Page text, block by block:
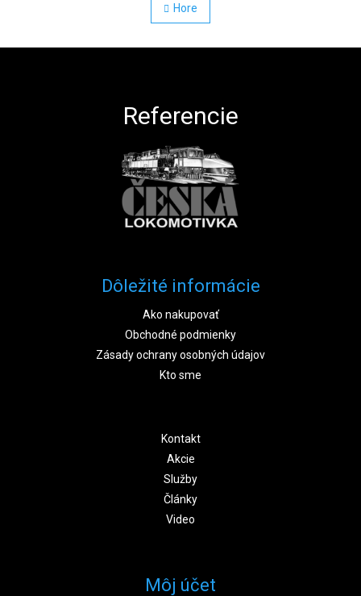
Hore
Referencie
Dôležité informácie
Ako nakupovať
Obchodné podmienky
Zásady ochrany osobných údajov
Kto sme
Kontakt
Akcie
Služby
Články
Video
Môj účet